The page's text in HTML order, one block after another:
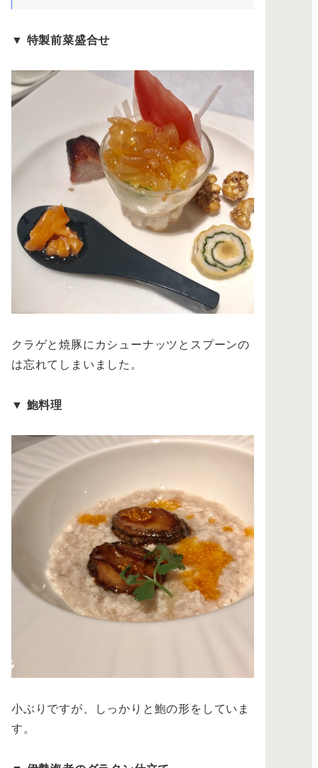
▼ 特製前菜盛合せ
クラゲと焼豚にカシューナッツとスプーンの
は忘れてしまいました。
▼ 鮑料理
小ぶりですが、しっかりと鮑の形をしていま
す。